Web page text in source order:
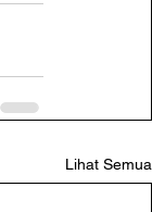
Lihat Semua